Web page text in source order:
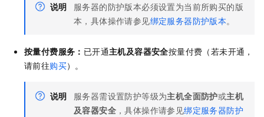
说明
服务器的防护版本必须设置为当前所购买的版
本，具体操作请参见绑定服务器防护版本。
按量付费服务： 已开通主机及容器安全按量付费（若未开通，
请前往购买）。
说明 服务器需设置防护等级为主机全面防护或主机
及容器安全 ，具体操作请参见绑定服务器防护